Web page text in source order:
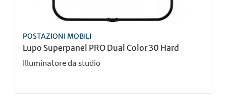
POSTAZIONI MOBILI
Lupo Superpanel PRO Dual Color 30 Hard
Illuminatore da studio